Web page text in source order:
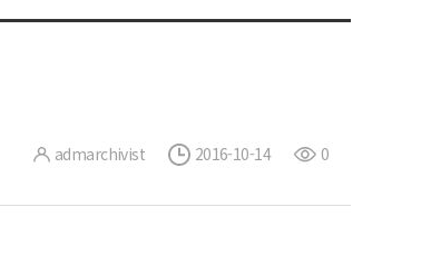
admarchivist 2016-10-14 0